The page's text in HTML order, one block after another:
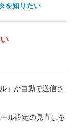
を知りたい
」が自動で送信さ
ル設定の見直しを